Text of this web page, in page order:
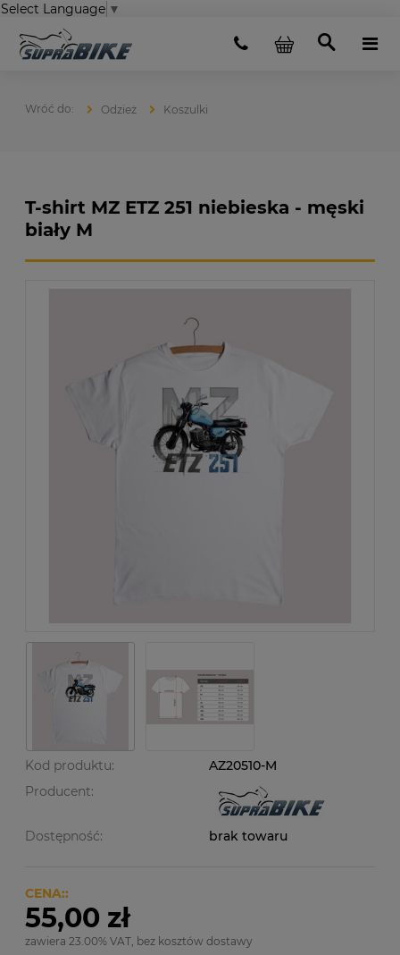
Select Language ▼
Odzież Koszulki
T-shirt MZ ETZ 251 niebieska - męski
biały M
Kod produktu:
AZ20510-M
Producent:
Dostępność: brak towaru
CENA::
55,00 zł
zawiera 23.00% VAT, bez kosztów dostawy